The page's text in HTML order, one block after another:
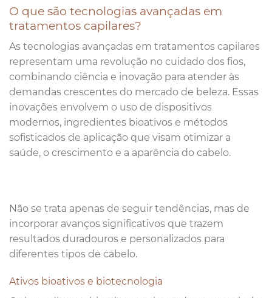
O que são tecnologias avançadas em
tratamentos capilares?
As tecnologias avançadas em tratamentos capilares
representam uma revolução no cuidado dos fios,
combinando ciência e inovação para atender às
demandas crescentes do mercado de beleza. Essas
inovações envolvem o uso de dispositivos
modernos, ingredientes bioativos e métodos
sofisticados de aplicação que visam otimizar a
saúde, o crescimento e a aparência do cabelo.
Não se trata apenas de seguir tendências, mas de
incorporar avanços significativos que trazem
resultados duradouros e personalizados para
diferentes tipos de cabelo.
Ativos bioativos e biotecnologia